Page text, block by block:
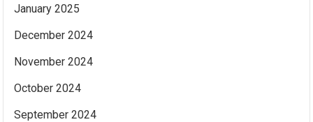
January 2025
December 2024
November 2024
October 2024
September 2024